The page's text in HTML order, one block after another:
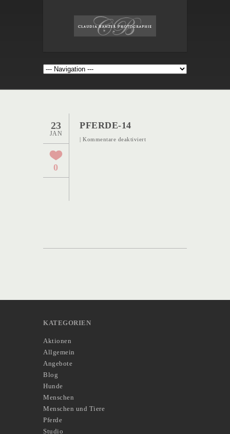
23
JAN
0
PFERDE-14
| Kommentare deaktiviertfür
KATEGORIEN
Aktionen
Allgemein
Angebote
Blog
Hunde
Menschen
Menschen und Tiere
Pferde
Studio